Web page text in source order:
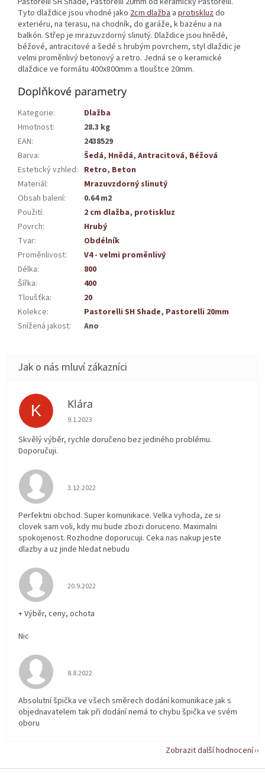
Tyto dlaždice jsou vhodné jako 2cm dlažba a protiskluzdo
exteriéru, na terasu, na chodník, do garáže, k bazénu a na
balkón. Střep je mrazuvzdorný slinutý. Dlaždice jsou hnědé,
béžové, antracitové a šedé s hrubým povrchem, styl dlaždic je
velmi proměnlivý betonový a retro. Jedná se o keramické
dlaždice ve formátu 400x800mm a tlouštce 20mm.
Doplňkové parametry
Kategorie:
Dlažba
Hmotnost:
28.3 kg
EAN:
2438529
Barva: Šedá, Hnědá, Antracitová, Béžová
Estetický vzhled: Retro, Beton
Materiál:
Mrazuvzdorný slinutý
Obsah balení:
0.64 m2
Použití: 2 cm dlažba, protiskluz
Povrch:
Hrubý
Tvar:
Obdélník
Proměnlivost:
V4 - velmi proměnlivý
Délka:
800
Šířka:
400
Tloušťka:
20
Kolekce: Pastorelli SH Shade, Pastorelli 20mm
Snížená jakost: Ano
K Klára
Hodnocení obchodu je 5 z 5 hvězdiček.
9.1.2023
Skvělý výběr, rychle doručeno bez jediného problému.
Doporučuji.
Hodnocení obchodu je 5 z 5 hvězdiček.
3.12.2022
Perfektni obchod. Super komunikace. Velka vyhoda, ze si
clovek sam voli, kdy mu bude zbozi doruceno. Maximalni
spokojenost. Rozhodne doporucuji. Ceka nas nakup jeste
dlazby a uz jinde hledat nebudu
Hodnocení obchodu je 5 z 5 hvězdiček.
20.9.2022
+ Výběr, ceny, ochota
Nic
Hodnocení obchodu je 5 z 5 hvězdiček.
8.8.2022
Absolutní špička ve všech směrech dodání komunikace jak s
objednavatelem tak při dodání nemá to chybu špička ve svém
oboru
Zobrazit další hodnocení